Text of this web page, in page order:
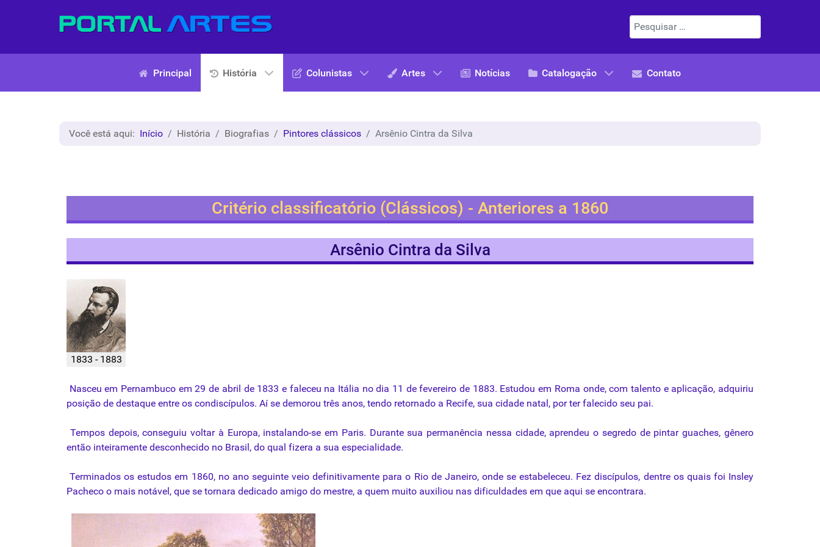
Pesquisar
Principal História Colunistas Artes Notícias Catalogação Contato
Você está aqui: Início História Biografias Pintores clássicos Arsênio Cintra da Silva
Critério classificatório (Clássicos) - Anteriores a 1860
Arsênio Cintra da Silva
1833 - 1883
Nasceu em Pernambuco em 29 de abril de 1833 e faleceu na Itália no dia 11 de fevereiro de 1883. Estudou em Roma onde, com talento e aplicação, adquiriu
posição de destaque entre os condiscípulos. Aí se demorou três anos, tendo retornado a Recife, sua cidade natal, por ter falecido seu pai.
Tempos depois, conseguiu voltar à Europa, instalando-se em Paris. Durante sua permanência nessa cidade, aprendeu o segredo de pintarguaches,gênero
então inteiramente desconhecido no Brasil, do qual fizera a sua especialidade.
Terminados os estudos em 1860, no ano seguinte veio definitivamente para o Rio de Janeiro, onde se estabeleceu. Fez discípulos, dentre os quais foi Insley
Pacheco o mais notável, que se tornara dedicado amigo do mestre, a quem muito auxiliou nas dificuldades em que aqui se encontrara.